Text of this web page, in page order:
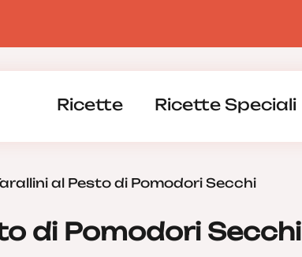
Ricette Ricette Speciali
al Pesto di Pomodori Secchi
di Pomodori Secchi